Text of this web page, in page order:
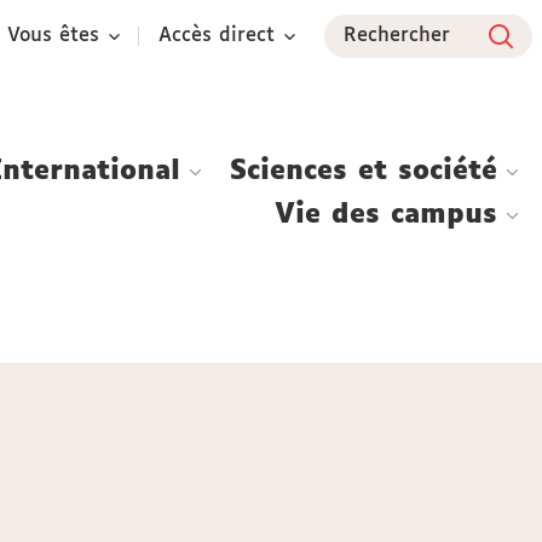
Vous êtes Accès direct Rechercher
Sciences et société
Vie des campus